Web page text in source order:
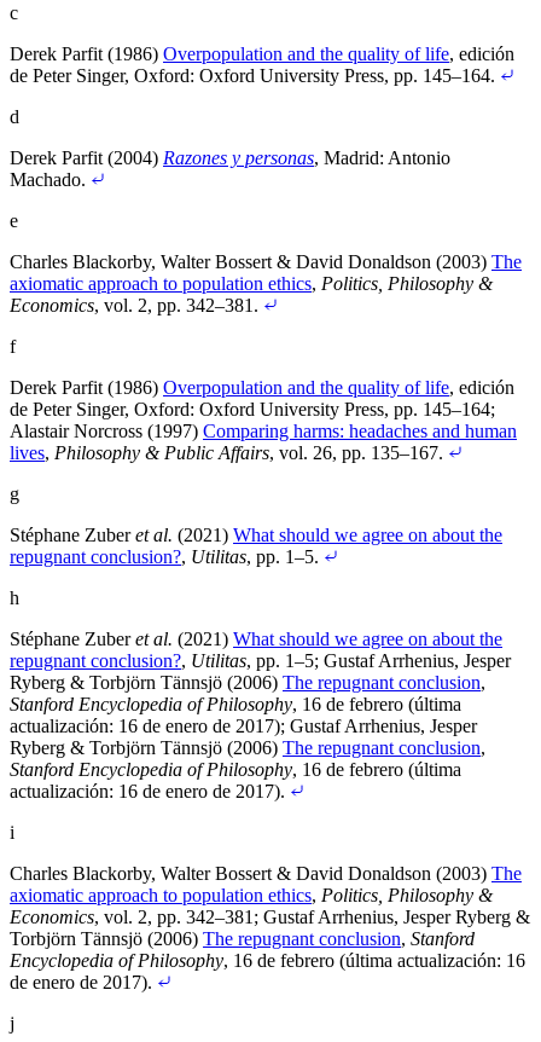
c
Derek Parfit (1986) Overpopulation and the quality of life, edición
de Peter Singer, Oxford: Oxford University Press, pp. 145–164.
d
Derek Parfit (2004) Razones y personas, Madrid: Antonio
Machado.
e
Charles Blackorby, Walter Bossert & David Donaldson (2003) The
axiomatic approach to population ethics, Politics, Philosophy &
Economics, vol. 2, pp. 342–381 .
f
Derek Parfit (1986) Overpopulation and the quality of life, edición
de Peter Singer, Oxford: Oxford University Press, pp. 145–164;
Alastair Norcross (1997) Comparing harms: headaches and human
lives, Philosophy & Public Affairs, vol. 26, pp. 135–167.
g
Stéphane Zuberet al. (2021) What should we agree on about the
repugnant conclusion?, Utilitas, pp. 1–5.
h
Stéphane Zuberet al. (2021) What should we agree on about the
repugnant conclusion?, Utilitas, pp. 1–5; Gustaf Arrhenius, Jesper
Ryberg & Torbjörn Tännsjö (2006) The repugnant conclusion,
Stanford Encyclopedia of Philosophy, 16 de febrero (última
actualización: 16 de enero de 2017); Gustaf Arrhenius, Jesper
Ryberg & Torbjörn Tännsjö (2006) The repugnant conclusion,
Stanford Encyclopedia of Philosophy, 16 de febrero (última
actualización: 16 de enero de 2017).
i
Charles Blackorby, Walter Bossert & David Donaldson (2003) The
axiomatic approach to population ethics, Politics, Philosophy &
Economics, vol. 2, pp. 342–381 ; Gustaf Arrhenius, Jesper Ryberg &
Torbjörn Tännsjö (2006) The repugnant conclusion, Stanford
Encyclopedia of Philosophy, 16 de febrero (última actualización: 16
de enero de 2017).
j